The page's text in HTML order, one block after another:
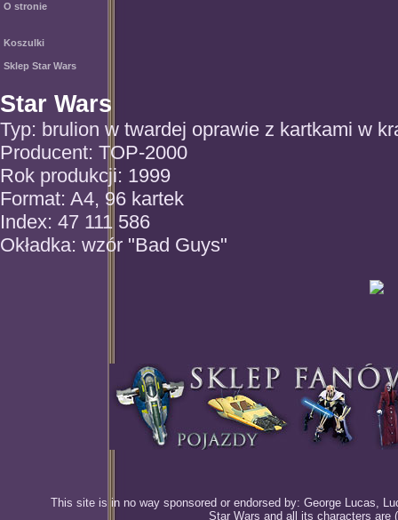
O stronie
Koszulki
Sklep Star Wars
Star Wars
Typ: brulion w twardej oprawie z kartkami w
Producent: TOP-2000
Rok produkcji: 1999
Format: A4, 96 kartek
Index: 47 111 586
Okładka: wzór "Bad Guys"
This site is in no way sponsored or endorsed by: George Lucas,
Star Wars and all its characters are